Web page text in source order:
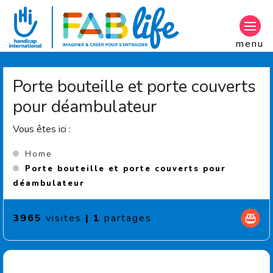
Aller au contenu principal
menu
Porte bouteille et porte couverts
pour déambulateur
Vous êtes ici :
Home
Porte bouteille et porte couverts pour
déambulateur
3965 visites | 1 partages